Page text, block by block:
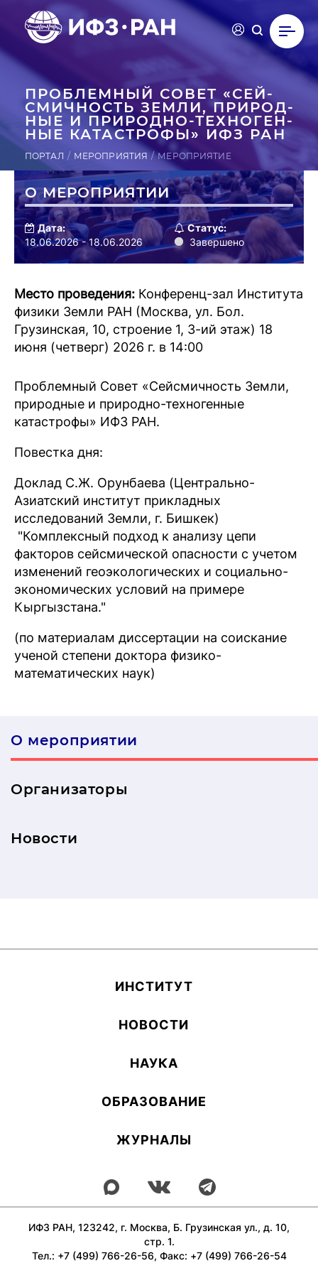
ПРОБ­ЛЕМНЫЙ СОВЕТ «СЕЙ­
СМИЧ­НОСТЬ ЗЕМЛИ, ПРИ­РОД­
НЫЕ И ПРИ­РОД­НО-ТЕХ­НО­ГЕН­
НЫЕ КА­ТАС­ТРО­ФЫ» ИФЗ РАН
ПОРТАЛ МЕРОПРИЯТИЯ МЕРОПРИЯТИЕ
О МЕРОПРИЯТИИ
Дата:
18.06.2026 - 18.06.2026
Статус:
Завершено
Место проведения: Конференц-зал Института
физики Земли РАН (Москва, ул. Бол.
Грузинская, 10, строение 1, 3-ий этаж) 18
июня (четверг) 2026 г. в 14:00
Проблемный Совет «Сейсмичность Земли,
природные и природно-техногенные
катастрофы» ИФЗ РАН.
Повестка дня:
Доклад С.Ж. Орунбаева (Центрально-
Азиатский институт прикладных
исследований Земли, г. Бишкек)
"Комплексный подход к анализу цепи
факторов сейсмической опасности с учетом
изменений геоэкологических и социально-
экономических условий на примере
Кыргызстана."
(по материалам диссертации на соискание
ученой степени доктора физико-
математических наук)
О мероприятии
Организаторы
Новости
ИН­СТИ­ТУТ
НОВОСТИ
НАУКА
ОБ­РА­ЗОВА­НИЕ
ЖУРНАЛЫ
ИФЗ РАН, 123242, г. Москва, Б. Грузинская ул., д. 10,
стр. 1.
Тел.: +7 (499) 766-26-56, Факс: +7 (499) 766-26-54